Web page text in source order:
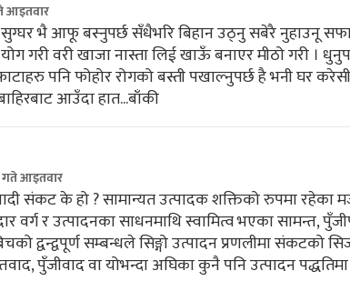
आइतवार
भै आफू बस्नुपर्छ सँधैभरि बिहान उठ्नु सबेरै नुहाउनू
गरी वरी खाजा नास्ता लिई खाऊँ बनाएर मीठो गरी ।
पनि फोहोर रोगको बस्ती पखाल्नुपर्छ है भनी घर
आउँदा हात...बाँकी
आइतवार
संकट के हो ? सामान्यत उत्पादक शक्तिको रुपमा रहेका
वर्ग र उत्पादनका साधनमाथि स्वामित्व भएका सामन्त,
द्वन्द्वपूर्ण सम्बन्धले सिङ्गो उत्पादन प्रणलीमा संकटको
पुँजीवाद वा योभन्दा अघिका कुनै पनि उत्पादन